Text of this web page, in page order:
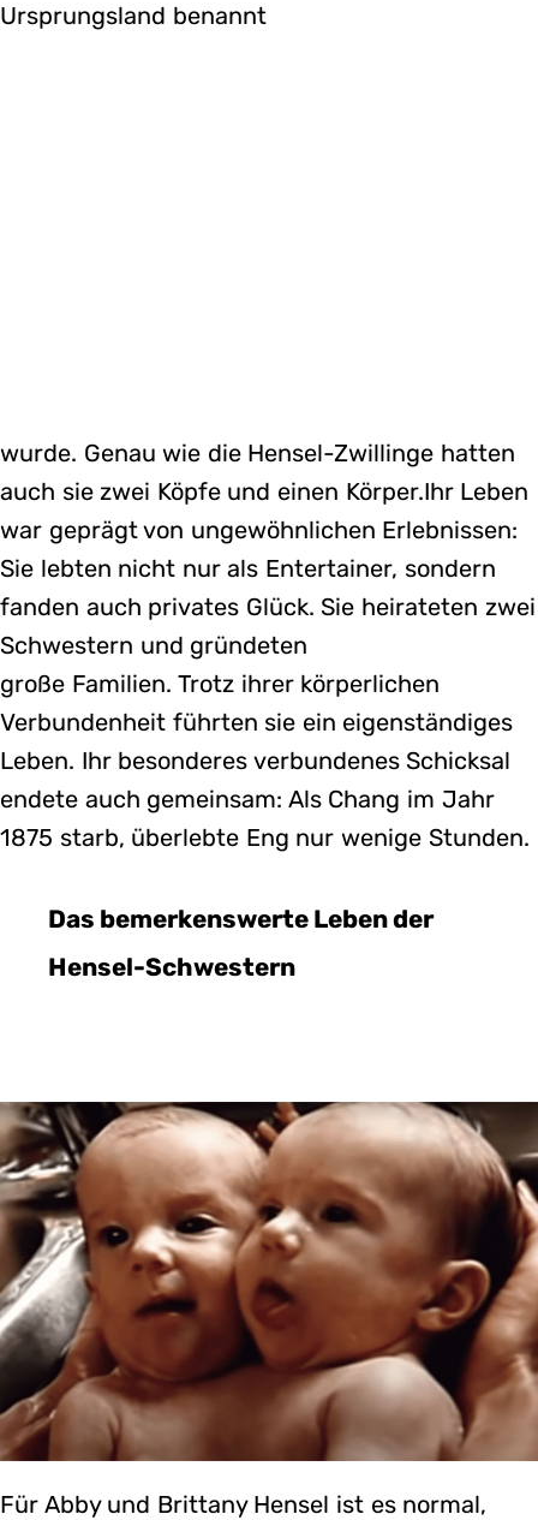
Ursprungsland benannt
wurde. Genau wie die Hensel-Zwillinge hatten
auch sie zwei Köpfe und einen Körper.Ihr Leben
war geprägt von ungewöhnlichen Erlebnissen:
Sie lebten nicht nur als Entertainer, sondern
fanden auch privates Glück. Sie heirateten zwei
Schwestern und gründeten
große Familien. Trotz ihrer körperlichen
Verbundenheit führten sie ein eigenständiges
Leben. Ihr besonderes verbundenes Schicksal
endete auch gemeinsam: Als Chang im Jahr
1875 starb, überlebte Eng nur wenige Stunden.
Das bemerkenswerte Leben der
Hensel-Schwestern
Für Abby und Brittany Hensel ist es normal,